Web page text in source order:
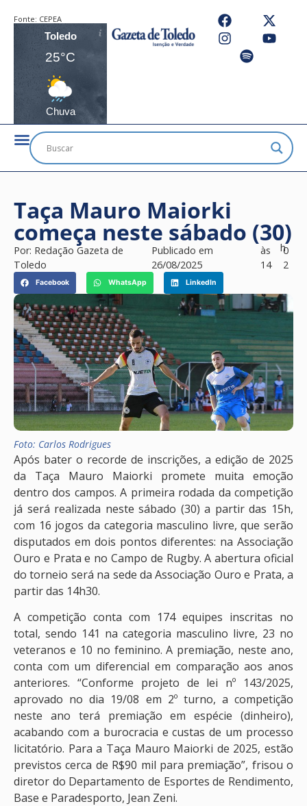
Fonte: CEPEA
Toledo
25°C
Chuva
Taça Mauro Maiorki
começa neste sábado (30)
Por: Redação Gazeta de
Toledo
Publicado em
26/08/2025
às
14
h0
2
Facebook WhatsApp LinkedIn
Foto: Carlos Rodrigues
Após bater o recorde de inscrições, a edição de 2025
da Taça Mauro Maiorki promete muita emoção
dentro dos campos. A primeira rodada da competição
já será realizada neste sábado (30) a partir das 15h,
com 16 jogos da categoria masculino livre, que serão
disputados em dois pontos diferentes: na Associação
Ouro e Prata e no Campo de Rugby. A abertura oficial
do torneio será na sede da Associação Ouro e Prata, a
partir das 14h30.
A competição conta com 174 equipes inscritas no
total, sendo 141 na categoria masculino livre, 23 no
veteranos e 10 no feminino. A premiação, neste ano,
conta com um diferencial em comparação aos anos
anteriores. “Conforme projeto de lei nº 143/2025,
aprovado no dia 19/08 em 2º turno, a competição
neste ano terá premiação em espécie (dinheiro),
acabando com a burocracia e custas de um processo
licitatório. Para a Taça Mauro Maiorki de 2025, estão
previstos cerca de R$90 mil para premiação”, frisou o
diretor do Departamento de Esportes de Rendimento,
Base e Paradesporto, Jean Zeni.